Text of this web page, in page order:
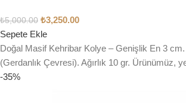
₺5,000.00 ₺3,250.00
Sepete Ekle
Doğal Masif Kehribar Kolye – Genişlik En 3
(Gerdanlık Çevresi). Ağırlık 10 gr. Ürünümüz,
-35%